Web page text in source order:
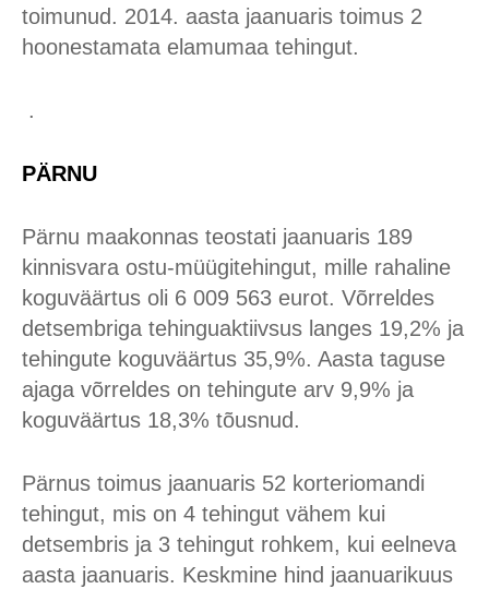
toimunud. 2014. aasta jaanuaris toimus 2
hoonestamata elamumaa tehingut.
.
PÄRNU
Pärnu maakonnas teostati jaanuaris 189
kinnisvara ostu-müügitehingut, mille rahaline
koguväärtus oli 6 009 563 eurot. Võrreldes
detsembriga tehinguaktiivsus langes 19,2% ja
tehingute koguväärtus 35,9%. Aasta taguse
ajaga võrreldes on tehingute arv 9,9% ja
koguväärtus 18,3% tõusnud.
Pärnus toimus jaanuaris 52 korteriomandi
tehingut, mis on 4 tehingut vähem kui
detsembris ja 3 tehingut rohkem, kui eelneva
aasta jaanuaris. Keskmine hind jaanuarikuus